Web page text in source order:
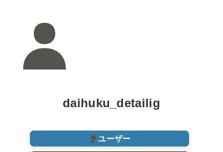
daihuku_detailig
ユーザー